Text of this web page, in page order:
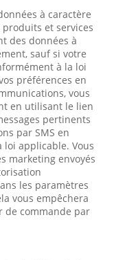
à caractère
et services
des données à
sauf si votre
à la loi
préférences en
vous
en utilisant le lien
pertinents
par SMS en
loi applicable. Vous
marketing envoyés
les paramètres
vous empêchera
de commande par